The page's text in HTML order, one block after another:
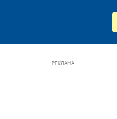
РЕКЛАМА